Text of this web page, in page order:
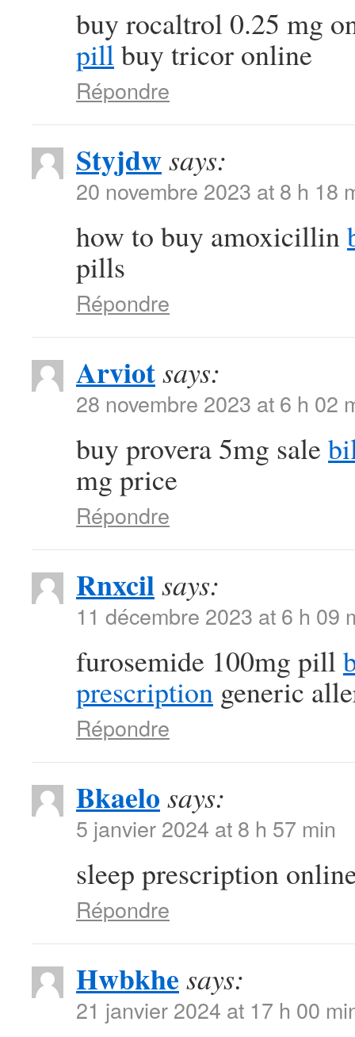
buy rocaltrol 0.25 mg
pillbuy tricor online
Répondre
Styjdwsays:
20 novembre 2023 at 8 h 18
how to buy amoxicillin
pills
Répondre
Arviotsays:
28 novembre 2023 at 6 h 02
buy provera 5mg sale
mg price
Répondre
Rnxcilsays:
11 décembre 2023 at 6 h 09
furosemide 100mg pill
prescription generic
Répondre
Bkaelo says:
5 janvier 2024 at 8 h 57 min
sleep prescription
Répondre
Hwbkhe says:
21 janvier 2024 at 17 h 00